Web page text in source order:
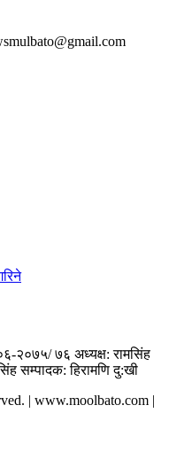
२०७५/ ७६ अध्यक्ष: रामसिंह
सम्पादक: हिरामणि दु:खी
| www.moolbato.com |